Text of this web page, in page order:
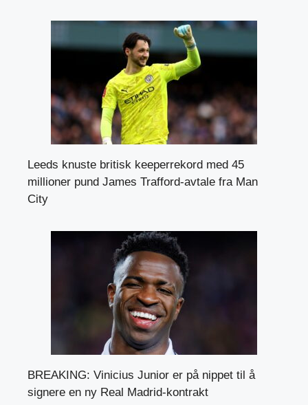
Leeds knuste britisk keeperrekord med 45
millioner pund James Trafford-avtale fra Man
City
BREAKING: Vinicius Junior er på nippet til å
signere en ny Real Madrid-kontrakt